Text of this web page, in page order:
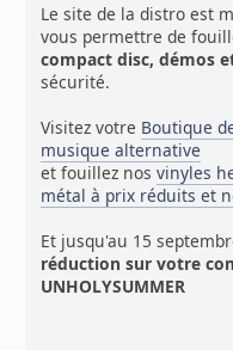
Le site de la distro est
vous permettre de
compact disc, démos
sécurité.
Visitez votre Boutique
musique alternative
et fouillez nosvinyles
métal à prix réduits et
Et jusqu'au 15
réduction sur votre
UNHOLYSUMMER